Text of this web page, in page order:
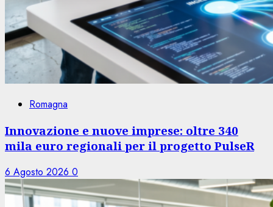
Romagna
Innovazione e nuove imprese: oltre 340
mila euro regionali per il progetto PulseR
6 Agosto 2026 0